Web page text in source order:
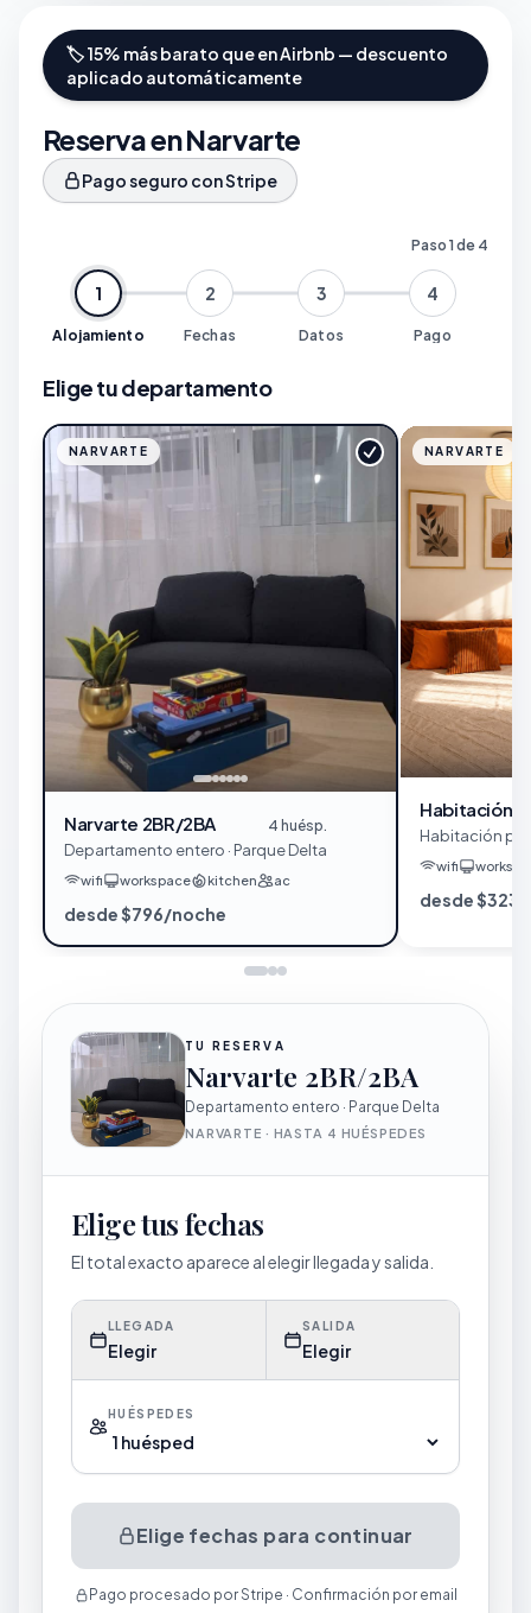
🏷️ 15% más barato que en Airbnb — descuento
aplicado automáticamente
Reserva en Narvarte
Pago seguro con Stripe
Paso 1 de 4
1
Alojamiento
2
Fechas
3
Datos
4
Pago
Elige tu departamento
NARVARTE
Narvarte 2BR/2BA 4 huésp.
Departamento entero · Parque Delta
wifi workspace kitchen ac
desde $796/noche
NARVARTE
Habitación
Habitación
wifi
desde
TU RESERVA
Narvarte 2BR/2BA
Departamento entero · Parque Delta
NARVARTE · HASTA 4 HUÉSPEDES
Elige tus fechas
El total exacto aparece al elegir llegada y salida.
LLEGADA
Elegir
SALIDA
Elegir
HUÉSPEDES
Elige fechas para continuar
Pago procesado por Stripe · Confirmación por email